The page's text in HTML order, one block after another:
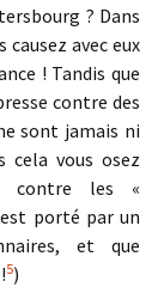
? Dans
avec eux
! Tandis que
contre des
sont jamais ni
cela vous osez
contre les «
porté par un
et que
5)